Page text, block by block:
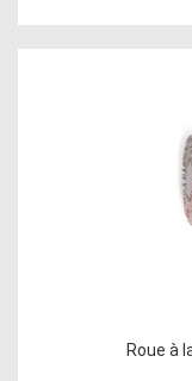
Roue à